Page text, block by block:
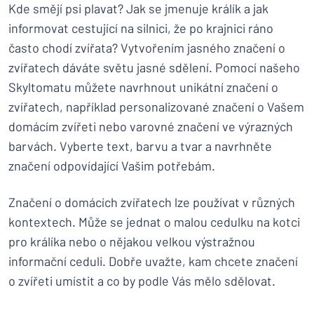
Kde smějí psi plavat? Jak se jmenuje králík a jak
informovat cestující na silnici, že po krajnici ráno
často chodí zvířata? Vytvořením jasného značení o
zvířatech dáváte světu jasné sdělení. Pomocí našeho
Skyltomatu můžete navrhnout unikátní značení o
zvířatech, například personalizované značení o Vašem
domácím zvířeti nebo varovné značení ve výrazných
barvách. Vyberte text, barvu a tvar a navrhněte
značení odpovídající Vašim potřebám.
Značení o domácích zvířatech lze používat v různých
kontextech. Může se jednat o malou cedulku na kotci
pro králíka nebo o nějakou velkou výstražnou
informační ceduli. Dobře uvažte, kam chcete značení
o zvířeti umístit a co by podle Vás mělo sdělovat.